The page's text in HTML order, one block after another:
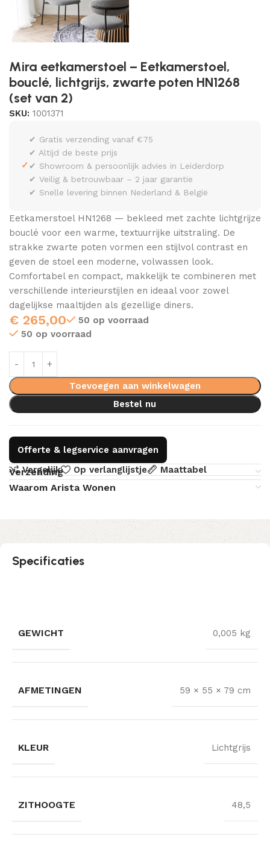
Mira eetkamerstoel – Eetkamerstoel,
bouclé, lichtgrijs, zwarte poten HN1268
(set van 2)
SKU: 1001371
✓
✔ Gratis verzending vanaf €75
✔ Altijd de beste prijs
✔ Showroom & persoonlijk advies in Leiderdorp
✔ Veilig & betrouwbaar – 2 jaar garantie
✔ Snelle levering binnen Nederland & België
Eetkamerstoel HN1268 — bekleed met zachte lichtgrijze
bouclé voor een warme, textuurrijke uitstraling. De
strakke zwarte poten vormen een stijlvol contrast en
geven de stoel een moderne, volwassen look.
Comfortabel en compact, makkelijk te combineren met
verschillende interieurstijlen en ideaal voor zowel
dagelijkse maaltijden als gezellige diners.
€ 265,00
50 op voorraad
50 op voorraad
Toevoegen aan winkelwagen
Bestel nu
Offerte & legservice aanvragen
Vergelijk
Op verlanglijstje Maattabel
Verzending
Waarom Arista Wonen
Specificaties
GEWICHT 0,005 kg
AFMETINGEN 59 × 55 × 79 cm
KLEUR Lichtgrijs
ZITHOOGTE 48,5